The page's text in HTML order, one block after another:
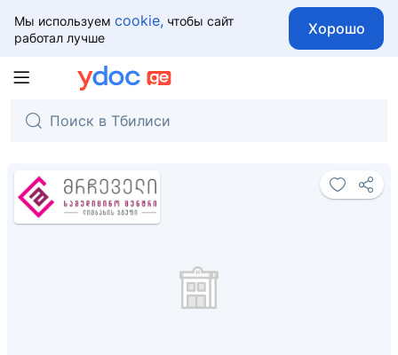
Мы используем cookie, чтобы сайт
работал лучше
Хорошо